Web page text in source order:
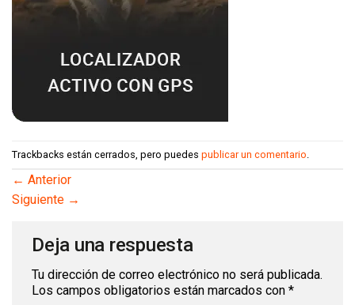
Trackbacks están cerrados, pero puedes publicar un comentario
← Anterior
Siguiente →
Deja una respuesta
Tu dirección de correo electrónico no será publicada.
Los campos obligatorios están marcados con *